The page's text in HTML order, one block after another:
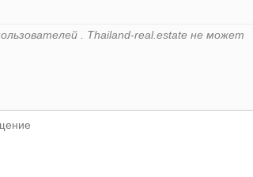
. Thailand-real.estate не может